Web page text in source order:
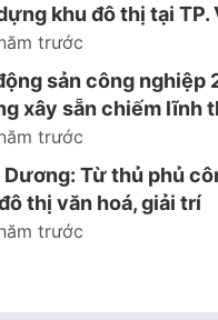
khu đô thị tại TP.
trước
sản công nghiệp
xây sẵn chiếm lĩnh
trước
Dương: Từ thủ phủ
thị văn hoá, giải trí
trước